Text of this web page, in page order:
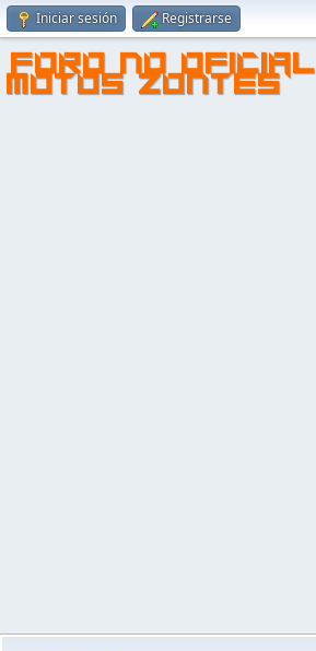
Iniciar sesión Registrarse
FORO NO OFICIAL
MOTOS ZONTES